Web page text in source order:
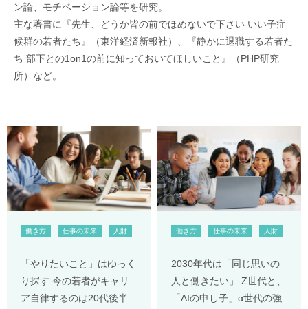
ン論、モチベーション論等を研究。
主な著書に『先生、どうか皆の前でほめないで下さい いい子症
候群の若者たち』（東洋経済新報社）、『静かに退職する若者た
ち 部下との1on1の前に知っておいてほしいこと』（PHP研究
所）など。
働き方 仕事の未来 人財
「やりたいこと」はゆっく
り探す 今の若者がキャリ
ア自律するのは20代後半
働き方 仕事の未来 人財
2030年代は「同じ思いの
人と働きたい」 Z世代と、
「AIの申し子」α世代の強